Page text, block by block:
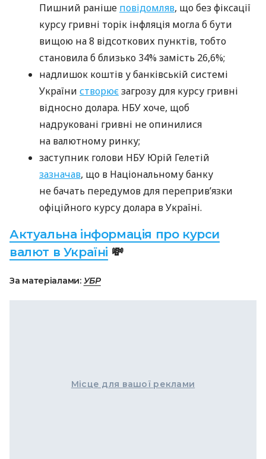
Пишний раніше повідомляв, що без фіксації
курсу гривні торік інфляція могла б бути
вищою на 8 відсоткових пунктів, тобто
становила б близько 34% замість 26,6%;
надлишок коштів у банківській системі
України створюєзагрозу для курсу гривні
відносно долара. НБУ хоче, щоб
надруковані гривні не опинилися
на валютному ринку;
заступник голови НБУ Юрій Гелетій
зазначав, що в Національному банку
не бачать передумов для переприв’язки
офіційного курсу долара в Україні.
Актуальна інформація про курси
валют в Україні 💸
За матеріалами: УБР
Місце для вашої реклами